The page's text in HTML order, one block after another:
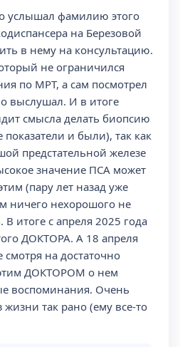
услышал фамилию этого
на Березовой
в нему на консультацию.
не ограничился
по МРТ, а сам посмотрел
выслушал. И в итоге
смысла делать биопсию
и были), так как
предстательной железе
значение ПСА может
(пару лет назад уже
ничего нехорошого не
итоге с апреля 2025 года
ДОКТОРА. А 18 апреля
смотря на достаточно
ДОКТОРОМ о нем
воспоминания. Очень
так рано (ему все-то